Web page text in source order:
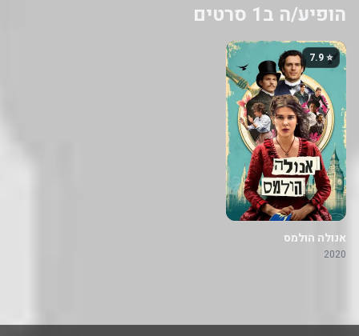
הופיע/ה ב1 סרטים
⭐ 7.9
אנולה הולמס
2020